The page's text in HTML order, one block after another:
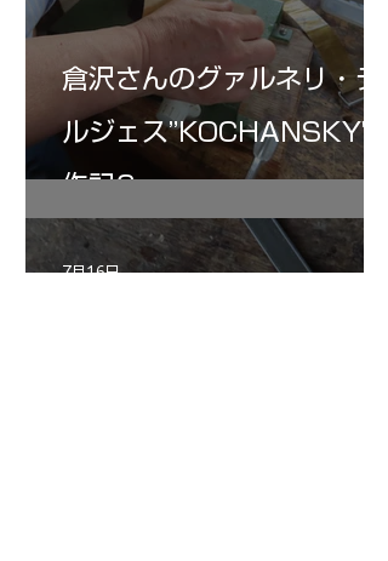
倉沢さんのグァルネリ・デ
ルジェス”KOCHANSKY"制
作記6
7月16日